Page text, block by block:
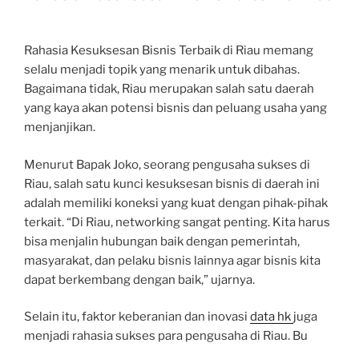
Rahasia Kesuksesan Bisnis Terbaik di Riau memang
selalu menjadi topik yang menarik untuk dibahas.
Bagaimana tidak, Riau merupakan salah satu daerah
yang kaya akan potensi bisnis dan peluang usaha yang
menjanjikan.
Menurut Bapak Joko, seorang pengusaha sukses di
Riau, salah satu kunci kesuksesan bisnis di daerah ini
adalah memiliki koneksi yang kuat dengan pihak-pihak
terkait. “Di Riau, networking sangat penting. Kita harus
bisa menjalin hubungan baik dengan pemerintah,
masyarakat, dan pelaku bisnis lainnya agar bisnis kita
dapat berkembang dengan baik,” ujarnya.
Selain itu, faktor keberanian dan inovasi data hk juga
menjadi rahasia sukses para pengusaha di Riau. Bu